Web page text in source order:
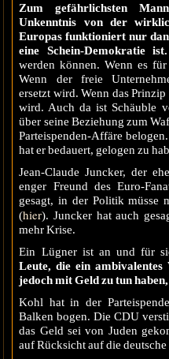
Zum gefährlichsten
Unkenntnis von der
Europas funktioniert nur
eine Schein-Demokratie ist.
werden können. Wenn es
Wenn der freie
ersetzt wird. Wenn das
wird. Auch da ist Schäuble
über seine Beziehung zum
Parteispenden-Affäre
hat er bedauert, gelogen zu
Jean-Claude Juncker, der
enger Freund des Euro-
gesagt, in der Politik müsse
(hier). Juncker hat auch
mehr Krise.
Ein Lügner ist an und für
Leute, die ein
jedoch mit Geld zu tun
Kohl hat in der
Balken bogen. Die CDU
das Geld sei von Juden
auf Rücksicht auf die